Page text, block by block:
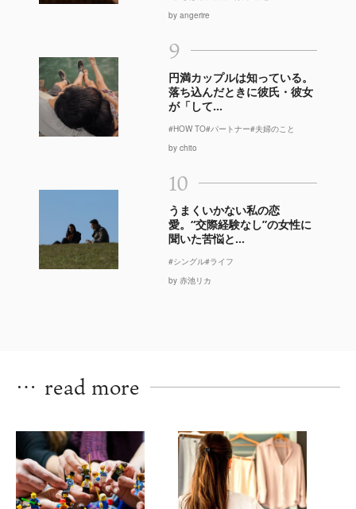
by angerire
9
円満カップルは知っている。
落ち込んだときに彼氏・彼女
が「して...
#HOW TO#パートナー#夫婦のこと
by chito
10
うまくいかない私の恋
愛。“交際経験なし”の女性に
聞いた苦悩と...
#シングル#ライフ
by 赤池リカ
… read more